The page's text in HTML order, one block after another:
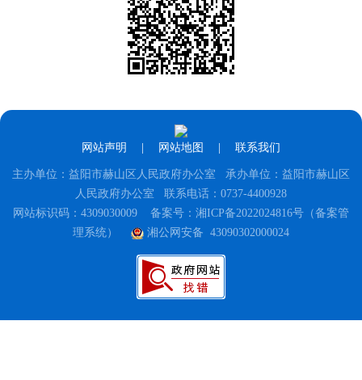
网站声明 网站地图 联系我们
主办单位：益阳市赫山区人民政府办公室 承办单位：益阳市赫山区
人民政府办公室 联系电话：0737-4400928
网站标识码：4309030009 备案号：湘ICP备2022024816号（备案管
理系统）
湘公网安备 43090302000024